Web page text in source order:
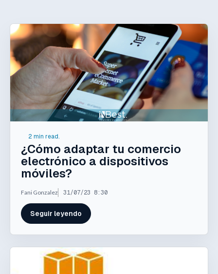
2 min read.
¿Cómo adaptar tu comercio
electrónico a dispositivos
móviles?
Fani Gonzalez 31/07/23 8:30
Seguir leyendo